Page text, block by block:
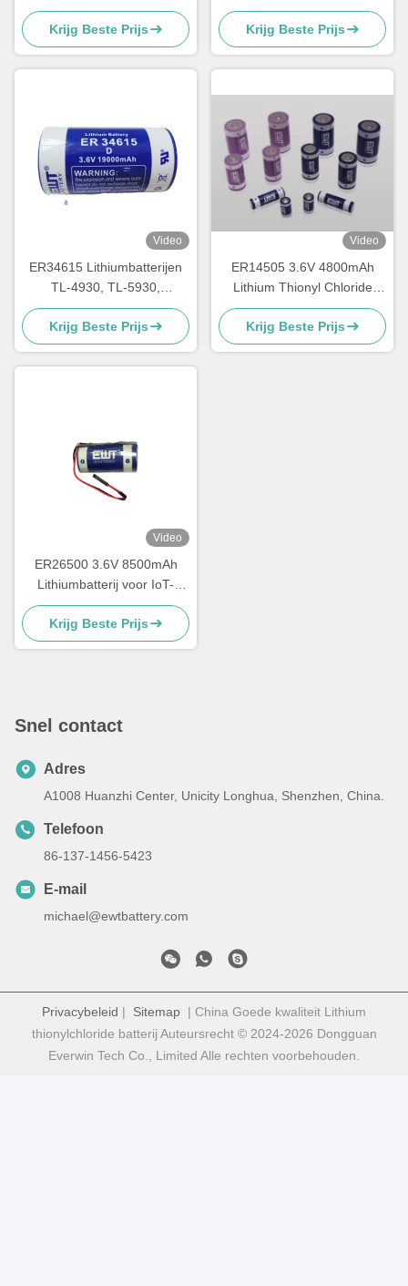
1200mAh 1/2AA TL-4902,
TLL-5902, LS14250, XL-
050F, SB-AA02, PT-2150
Krijg Beste Prijs
ER26500 3.6V 8500mAh
LSH14 lithiumbatterij
Krijg Beste Prijs
Video
ER34615 Lithiumbatterijen
TL-4930, TL-5930,
LS33600, LS33600C, XL-
200F, XL-205F, SB-D01, SB-
D02, PT-2300
Krijg Beste Prijs
Video
ER14505 3.6V 4800mAh
Lithium Thionyl Chloride
Batterij
Krijg Beste Prijs
Video
ER26500 3.6V 8500mAh
Lithiumbatterij voor IoT-
apparaten en industriële
meters
Krijg Beste Prijs
Snel contact
Adres
A1008 Huanzhi Center, Unicity Longhua, Shenzhen, China.
Telefoon
86-137-1456-5423
E-mail
michael@ewtbattery.com
Privacybeleid | Sitemap | China Goede kwaliteit Lithium
thionylchloride batterij Auteursrecht © 2024-2026 Dongguan
Everwin Tech Co., Limited Alle rechten voorbehouden.